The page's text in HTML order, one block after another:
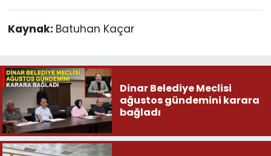
Kaynak: Batuhan Kaçar
Dinar Belediye Meclisi
ağustos gündemini karara
bağladı